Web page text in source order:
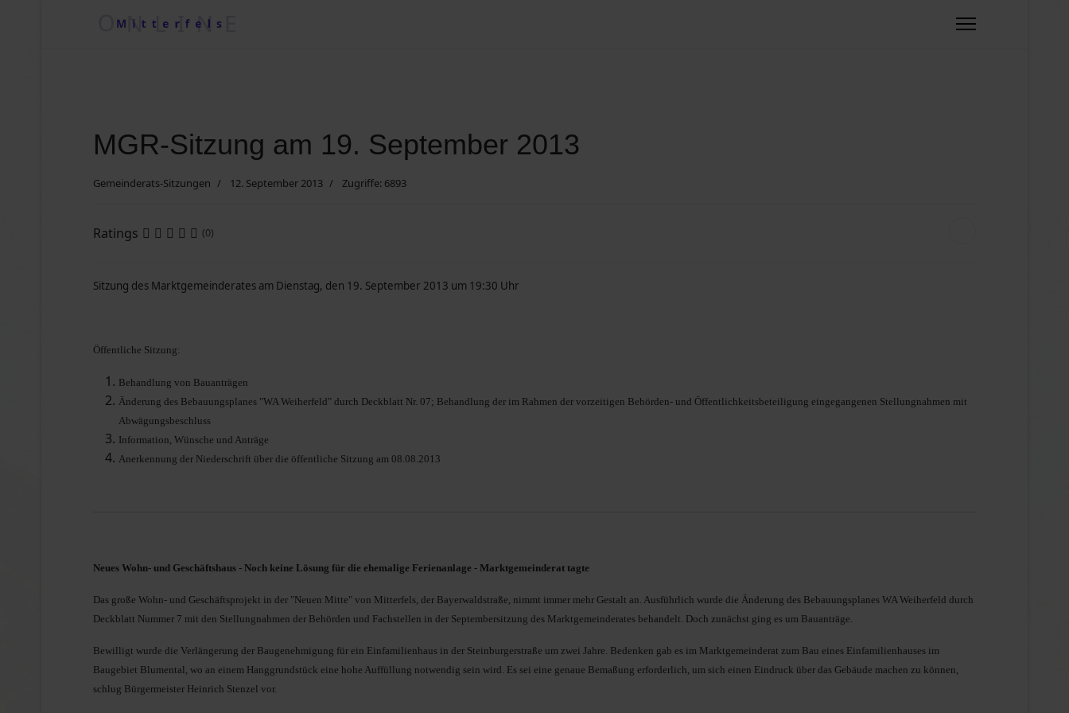
VHS Mitterfels
Impressum
Kontakt
Suche nach ....
Vereine/Betriebe
Datenschutzerklärung
Kommunalwahl 2020
MGR-Sitzung am 19. September 2013
Gemeinderats-Sitzungen 12. September 2013 Zugriffe: 6893
Ratings (0)
Sitzung des Marktgemeinderates am Dienstag, den 19. September 2013 um 19:30 Uhr
Öffentliche Sitzung:
Behandlung von Bauanträgen
Änderung des Bebauungsplanes "WA Weiherfeld" durch Deckblatt Nr. 07; Behandlung der im Rahmen der vorzeitigen Behörden- und Öffentlichkeitsbeteiligung eingegangenen Stellungnahmen mit
Abwägungsbeschluss
Information, Wünsche und Anträge
Anerkennung der Niederschrift über die öffentliche Sitzung am 08.08.2013
Neues Wohn- und Geschäftshaus - Noch keine Lösung für die ehemalige Ferienanlage - Marktgemeinderat tagte
Das große Wohn- und Geschäftsprojekt in der "Neuen Mitte" von Mitterfels, der Bayerwaldstraße, nimmt immer mehr Gestalt an. Ausführlich wurde die Änderung des Bebauungsplanes WA Weiherfeld durch
Deckblatt Nummer 7 mit den Stellungnahmen der Behörden und Fachstellen in der Septembersitzung des Marktgemeinderates behandelt. Doch zunächst ging es um Bauanträge.
Bewilligt wurde die Verlängerung der Baugenehmigung für ein Einfamilienhaus in der Steinburgerstraße um zwei Jahre. Bedenken gab es im Marktgemeinderat zum Bau eines Einfamilienhauses im
Baugebiet Blumental, wo an einem Hanggrundstück eine hohe Auffüllung notwendig sein wird. Es sei eine genaue Bemaßung erforderlich, um sich einen Eindruck über das Gebäude machen zu können,
schlug Bürgermeister Heinrich Stenzel vor.